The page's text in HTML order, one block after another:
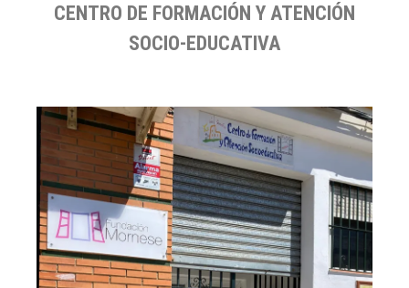
CENTRO DE FORMACIÓN Y ATENCIÓN
SOCIO-EDUCATIVA